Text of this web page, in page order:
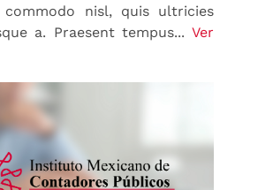
commodo nisl, quis ultricies
a. Praesent tempus... Ver